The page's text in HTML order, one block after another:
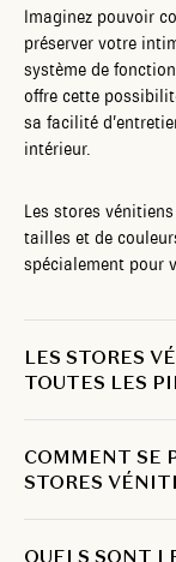
Imaginez pouvoir
préserver votre
système de
offre cette
sa facilité
intérieur.
Les stores
tailles et de
spécialement pour
LES STORES
TOUTES LES
COMMENT SE
STORES
QUELS SONT